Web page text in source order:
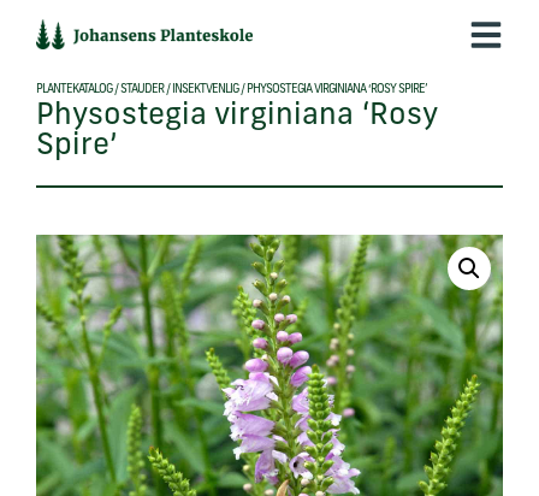
indholdet
PLANTEKATALOG/ STAUDER/ INSEKTVENLIG/ PHYSOSTEGIA VIRGINIANA ‘ROSY SPIRE’
Physostegia virginiana ‘Rosy
Spire’